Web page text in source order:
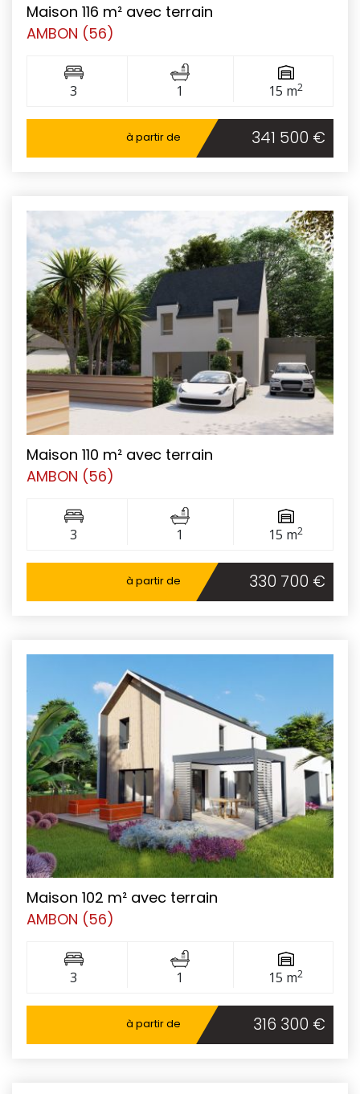
Maison 116 m² avec terrain
AMBON (56)
3 1 15 m2
à partir de 341 500 €
Maison 110 m² avec terrain
AMBON (56)
3 1 15 m2
à partir de 330 700 €
Maison 102 m² avec terrain
AMBON (56)
3 1 15 m2
à partir de 316 300 €